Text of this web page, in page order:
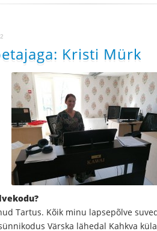
Kristi Mürk
Tartus. Kõik minu lapsepõlve
Värska lähedal Kahkva